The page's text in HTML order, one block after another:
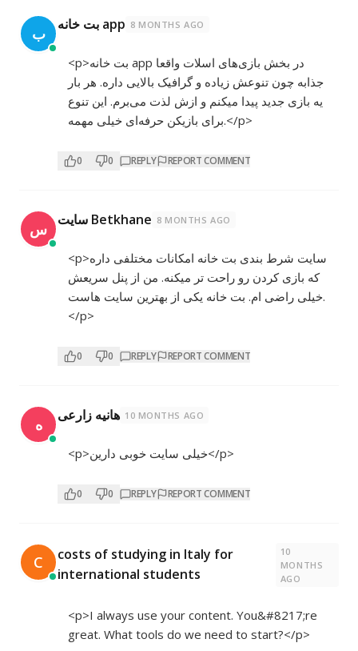
ب بت خانه app 8 MONTHS AGO
<p>بت خانه app در بخش بازی‌های اسلات واقعا
جذابه چون تنوعش زیاده و گرافیک بالایی داره. هر بار
یه بازی جدید پیدا میکنم و ازش لذت می‌برم. این تنوع
برای بازیکن حرفه‌ای خیلی مهمه.</p>
0 0 REPLY REPORT COMMENT
س سایت Betkhane 8 MONTHS AGO
<p>سایت شرط بندی بت خانه امکانات مختلفی داره
که بازی کردن رو راحت تر میکنه. من از پنل سریعش
خیلی راضی ام. بت خانه یکی از بهترین سایت هاست.
</p>
0 0 REPLY REPORT COMMENT
ه هانیه زارعی 10 MONTHS AGO
<p>خیلی سایت خوبی دارین</p>
0 0 REPLY REPORT COMMENT
C
costs of studying in Italy for
international students
10
MONTHS
AGO
<p>I always use your content. You&#8217;re
great. What tools do we need to start?</p>